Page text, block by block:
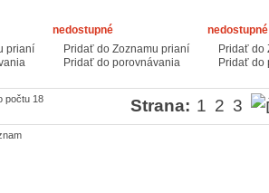
prianí
nedostupné
Pridať do Zoznamu prianí
Pridať do porovnávania
nedostupné
Pridať do
Pridať do
počtu 18 Strana: 1 2 3